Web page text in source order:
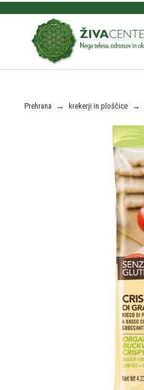
Prehrana → krekerji in ploščice →